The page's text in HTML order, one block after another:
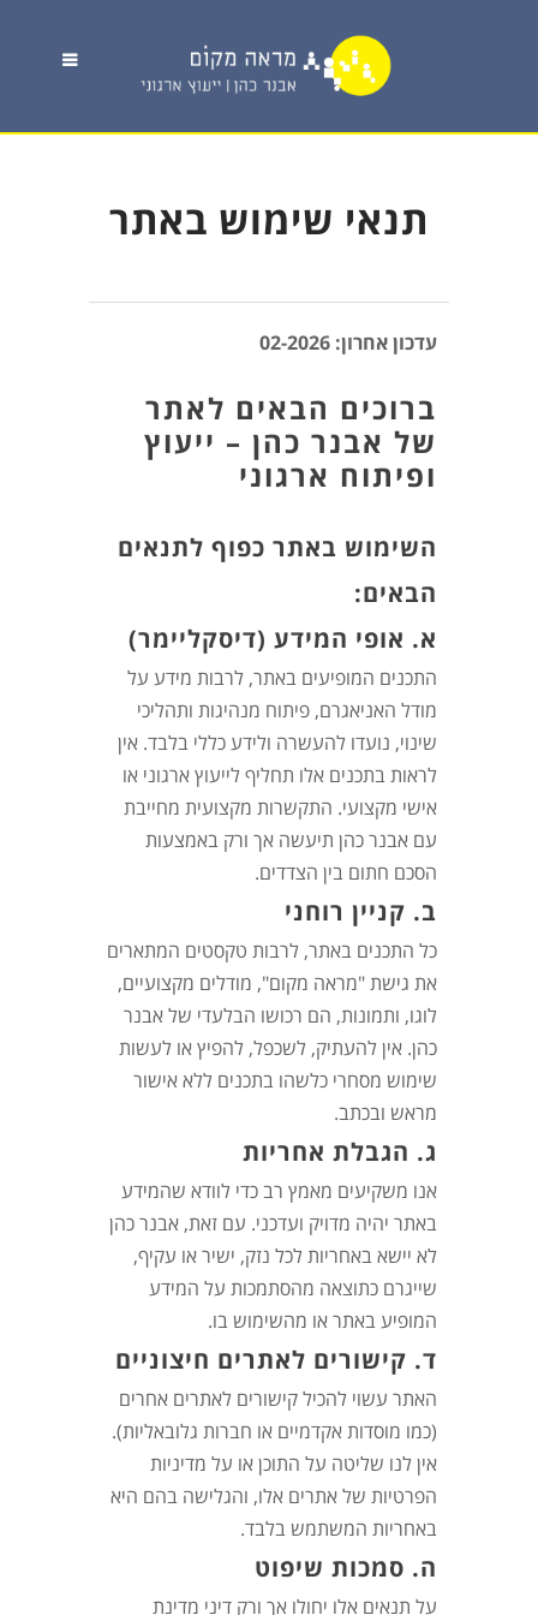
תנאי שימוש באתר
עדכון אחרון: 02-2026
ברוכים הבאים לאתר
של אבנר כהן – ייעוץ
ופיתוח ארגוני
השימוש באתר כפוף לתנאים
הבאים:
א. אופי המידע (דיסקליימר)
התכנים המופיעים באתר, לרבות מידע על
מודל האניאגרם, פיתוח מנהיגות ותהליכי
שינוי, נועדו להעשרה ולידע כללי בלבד. אין
לראות בתכנים אלו תחליף לייעוץ ארגוני או
אישי מקצועי. התקשרות מקצועית מחייבת
עם אבנר כהן תיעשה אך ורק באמצעות
הסכם חתום בין הצדדים.
ב. קניין רוחני
כל התכנים באתר, לרבות טקסטים המתארים
את גישת "מראה מקום", מודלים מקצועיים,
לוגו, ותמונות, הם רכושו הבלעדי של אבנר
כהן. אין להעתיק, לשכפל, להפיץ או לעשות
שימוש מסחרי כלשהו בתכנים ללא אישור
מראש ובכתב.
ג. הגבלת אחריות
אנו משקיעים מאמץ רב כדי לוודא שהמידע
באתר יהיה מדויק ועדכני. עם זאת, אבנר כהן
לא יישא באחריות לכל נזק, ישיר או עקיף,
שייגרם כתוצאה מהסתמכות על המידע
המופיע באתר או מהשימוש בו.
ד. קישורים לאתרים חיצוניים
האתר עשוי להכיל קישורים לאתרים אחרים
(כמו מוסדות אקדמיים או חברות גלובאליות).
אין לנו שליטה על התוכן או על מדיניות
הפרטיות של אתרים אלו, והגלישה בהם היא
באחריות המשתמש בלבד.
ה. סמכות שיפוט
על תנאים אלו יחולו אך ורק דיני מדינת